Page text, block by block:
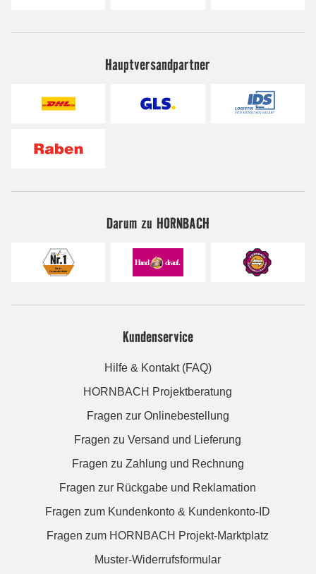
Hauptversandpartner
Darum zu HORNBACH
Kundenservice
Hilfe & Kontakt (FAQ)
HORNBACH Projektberatung
Fragen zur Onlinebestellung
Fragen zu Versand und Lieferung
Fragen zu Zahlung und Rechnung
Fragen zur Rückgabe und Reklamation
Fragen zum Kundenkonto & Kundenkonto-ID
Fragen zum HORNBACH Projekt-Marktplatz
Muster-Widerrufsformular